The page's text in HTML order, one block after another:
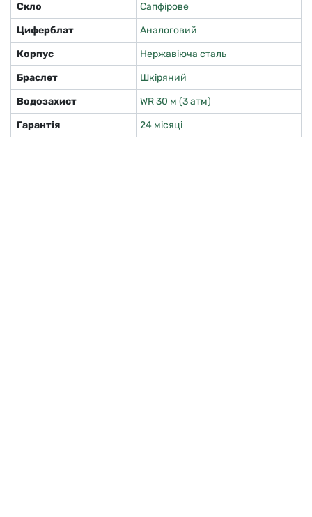
Скло
Сапфірове
Циферблат
Аналоговий
Корпус
Нержавіюча сталь
Браслет
Шкіряний
Водозахист
WR 30 м (3 атм)
Гарантія
24 місяці